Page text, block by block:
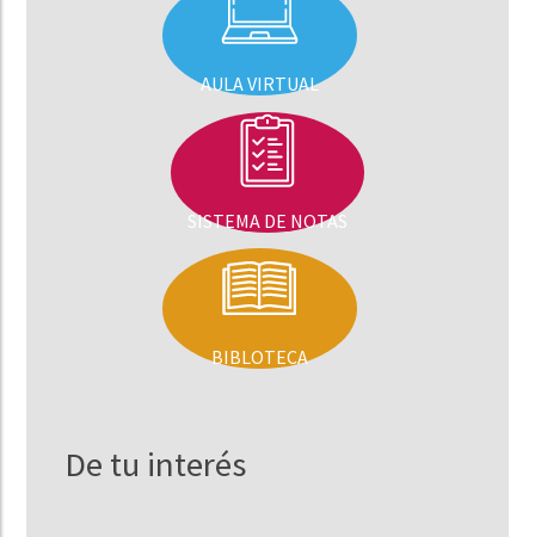
AULA VIRTUAL
SISTEMA DE NOTAS
BIBLOTECA
De tu interés